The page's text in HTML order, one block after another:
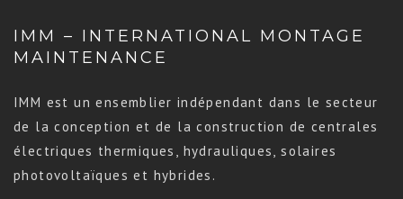
IMM – INTERNATIONAL MONTAGE
MAINTENANCE
IMM est un ensemblier indépendant dans le secteur
de la conception et de la construction de centrales
électriques thermiques, hydrauliques, solaires
photovoltaïques et hybrides.